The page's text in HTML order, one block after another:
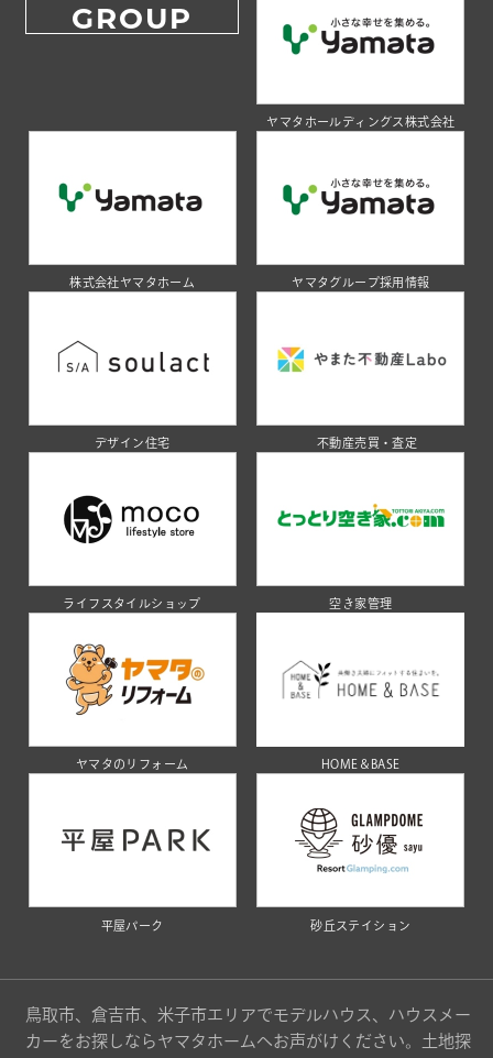
GROUP
ヤマタホールディングス株式会社
株式会社ヤマタホーム ヤマタグループ採用情報
デザイン住宅 不動産売買・査定
ライフスタイルショップ 空き家管理
ヤマタのリフォーム HOME＆BASE
平屋パーク 砂丘ステイション
鳥取市、倉吉市、米子市エリアでモデルハウス、ハウスメー
カーをお探しならヤマタホームへお声がけください。土地探